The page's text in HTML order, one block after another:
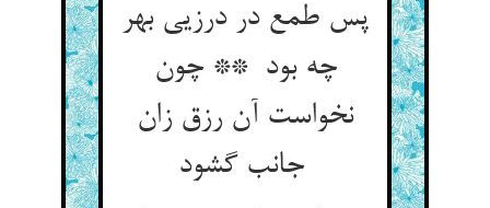
پس طمع در درزیی بهر
چه بود ** چون
نخواست آن رزق زان
جانب گشود